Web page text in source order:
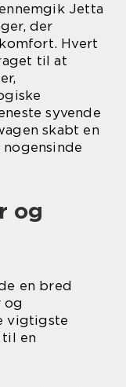
Jetta
der
Hvert
til at
syvende
skabt en
og
en bred
og
vigtigste
en